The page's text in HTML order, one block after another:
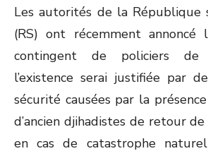
Les autorités de la République
(RS) ont récemment annoncé
contingent de policiers de
l’existence serai justifiée par
sécurité causées par la
d’ancien djihadistes de retour
en cas de catastrophe